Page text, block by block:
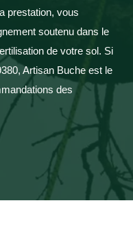
prestation, vous
soutenu dans le
de votre sol. Si
Artisan Buche est le
des